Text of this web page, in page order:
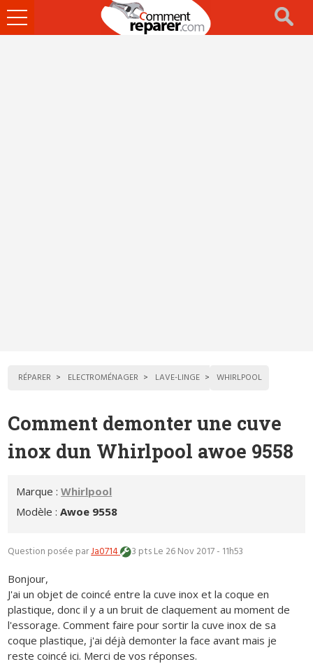
Ouvrir
le
RÉPARER ELECTROMÉNAGER LAVE-LINGE WHIRLPOOL
Comment demonter une cuve
inox dun Whirlpool awoe 9558
Marque :Whirlpool
Modèle :Awoe 9558
Question posée parJa0714 3 ptsLe 26 Nov 2017 - 11h53
Bonjour,
J'ai un objet de coincé entre la cuve inox et la coque en
plastique, donc il y a un bruit de claquement au moment de
l'essorage. Comment faire pour sortir la cuve inox de sa
coque plastique, j'ai déjà demonter la face avant mais je
reste coincé ici. Merci de vos réponses.